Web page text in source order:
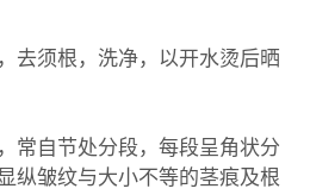
去须根，洗净，以开水烫后晒
常自节处分段，每段呈角状分
纵皱纹与大小不等的茎痕及根